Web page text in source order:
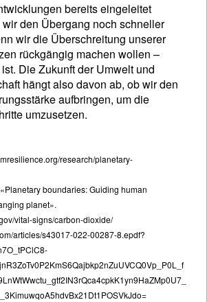
bereits eingeleitet
den Übergang noch schneller
wir die Überschreitung unserer
rückgängig machen wollen –
Die Zukunft der Umwelt und
hängt also davon ab, ob wir den
aufbringen, um die
umzusetzen.
research/planetary-
boundaries: Guiding human
planet».
vital-signs/carbon-dioxide/
articles/s43017-022-00287-8.epdf?